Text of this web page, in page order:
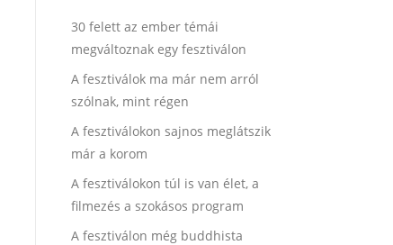
30 felett az ember témái
megváltoznak egy fesztiválon
A fesztiválok ma már nem arról
szólnak, mint régen
A fesztiválokon sajnos meglátszik
már a korom
A fesztiválokon túl is van élet, a
filmezés a szokásos program
A fesztiválon még buddhista